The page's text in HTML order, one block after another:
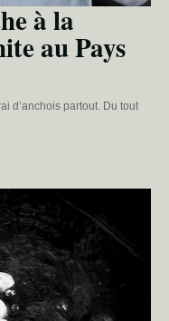
à la
au Pays
d’anchois partout. Du tout